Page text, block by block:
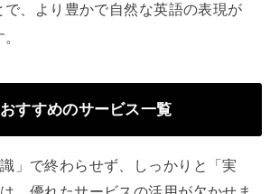
で、より豊かで自然な英語の表現が
すすめのサービス一覧
」で終わらせず、しっかりと「実